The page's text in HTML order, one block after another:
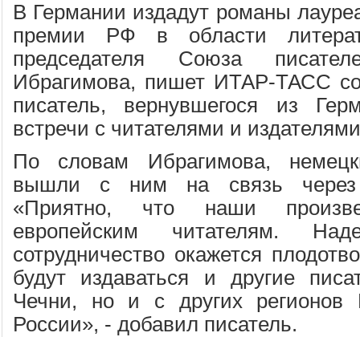
В Германии издадут романы
премии РФ в области
председателя Союза
Ибрагимова, пишет ИТАР-ТАСС
писатель, вернувшегося из
встречи с читателями и
По словам Ибрагимова,
вышли с ним на связь через
«Приятно, что наши
европейским читателям.
сотрудничество окажется
будут издаваться и другие
Чечни, но и с других регионов
России», - добавил писатель.